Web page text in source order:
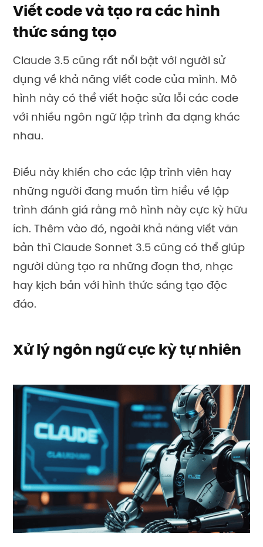
Viết code và tạo ra các hình
thức sáng tạo
Claude 3.5 cũng rất nổi bật với người sử
dụng về khả năng viết code của mình. Mô
hình này có thể viết hoặc sửa lỗi các code
với nhiều ngôn ngữ lập trình đa dạng khác
nhau.
Điều này khiến cho các lập trình viên hay
những người đang muốn tìm hiểu về lập
trình đánh giá rằng mô hình này cực kỳ hữu
ích. Thêm vào đó, ngoài khả năng viết văn
bản thì Claude Sonnet 3.5 cũng có thể giúp
người dùng tạo ra những đoạn thơ, nhạc
hay kịch bản với hình thức sáng tạo độc
đáo.
Xử lý ngôn ngữ cực kỳ tự nhiên